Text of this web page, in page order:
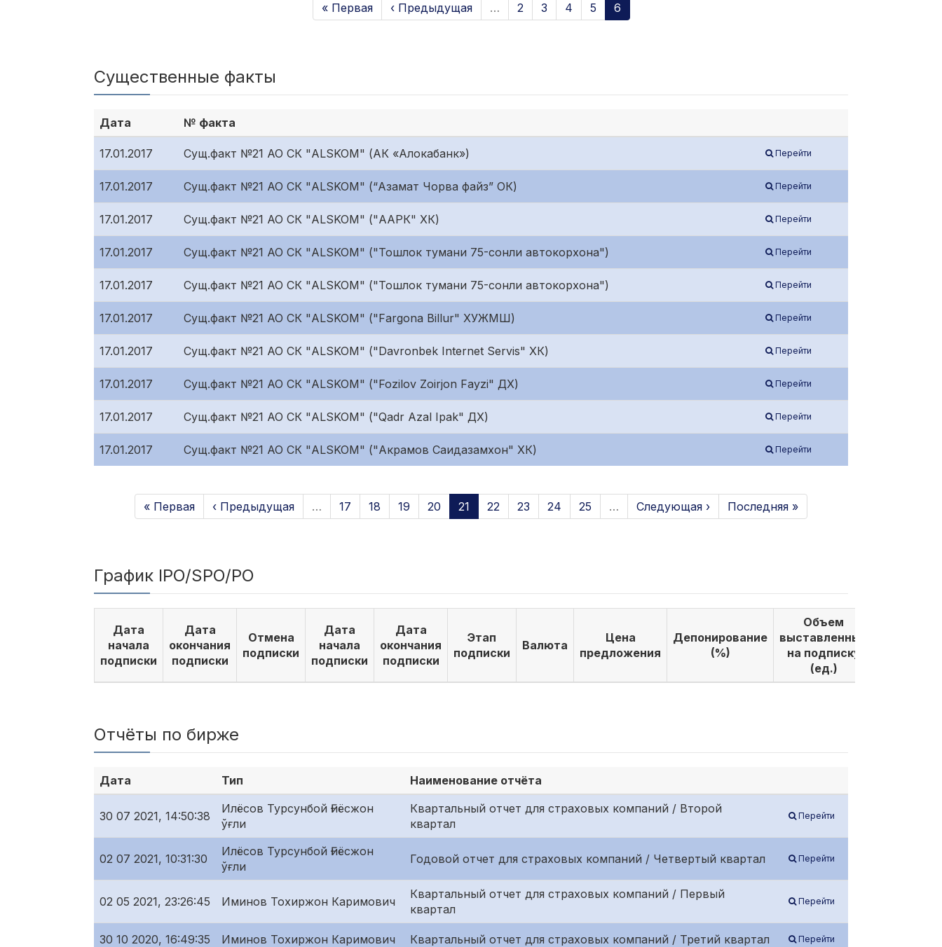
« Первая ‹ Предыдущая … 2 3 4 5 6
Существенные факты
Дата № факта
17.01.2017 Сущ.факт №21 АО СК "ALSKOM" (АК «Алокабанк») Перейти
17.01.2017 Сущ.факт №21 АО СК "ALSKOM" (“Азамат Чорва файз” ОК) Перейти
17.01.2017 Сущ.факт №21 АО СК "ALSKOM" ("ААРК" ХК) Перейти
17.01.2017 Сущ.факт №21 АО СК "ALSKOM" ("Тошлок тумани 75-сонли автокорхона") Перейти
17.01.2017 Сущ.факт №21 АО СК "ALSKOM" ("Тошлок тумани 75-сонли автокорхона") Перейти
17.01.2017 Сущ.факт №21 АО СК "ALSKOM" ("Fargona Billur" ХУЖМШ) Перейти
17.01.2017 Сущ.факт №21 АО СК "ALSKOM" ("Davronbek Internet Servis" ХК) Перейти
17.01.2017 Сущ.факт №21 АО СК "ALSKOM" ("Fozilov Zoirjon Fayzi" ДХ) Перейти
17.01.2017 Сущ.факт №21 АО СК "ALSKOM" ("Qadr Azal Ipak" ДХ) Перейти
17.01.2017 Сущ.факт №21 АО СК "ALSKOM" ("Акрамов Саидазамхон" ХК) Перейти
« Первая ‹ Предыдущая … 17 18 19 20 21 22 23 24 25 … Следующая › Последняя »
График IPO/SPO/PO
Дата
начала
подписки
Дата
окончания
подписки
Отмена
подписки
Дата
начала
подписки
Дата
окончания
подписки
Этап
подписки
Валюта
Цена
предложения
Депонирование
(%)
Объем
выставленных
на подписку
(ед.)
Отчёты по бирже
Дата Тип Наименование отчёта
30 07 2021, 14:50:38
Илёсов Турсунбой Ғиёсжон
ўғли
Квартальный отчет для страховых компаний / Второй
квартал
Перейти
02 07 2021, 10:31:30
Илёсов Турсунбой Ғиёсжон
ўғли
Годовой отчет для страховых компаний / Четвертый квартал Перейти
02 05 2021, 23:26:45 Иминов Тохиржон Каримович
Квартальный отчет для страховых компаний / Первый
квартал
Перейти
30 10 2020, 16:49:35 Иминов Тохиржон Каримович Квартальный отчет для страховых компаний / Третий квартал Перейти